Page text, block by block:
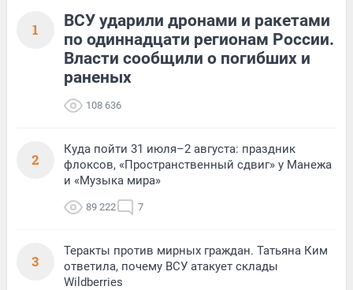
1
ВСУ ударили дронами и ракетами
по одиннадцати регионам России.
Власти сообщили о погибших и
раненых
108 636
2
Куда пойти 31 июля–2 августа: праздник
флоксов, «Пространственный сдвиг» у Манежа
и «Музыка мира»
89 222 7
3
Теракты против мирных граждан. Татьяна Ким
ответила, почему ВСУ атакует склады
Wildberries